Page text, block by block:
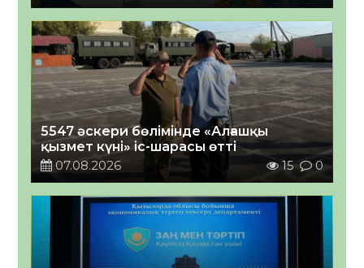
5547 әскери бөлімінде «Алғашқы
қызмет күні» іс-шарасы өтті
07.08.2026
15 0